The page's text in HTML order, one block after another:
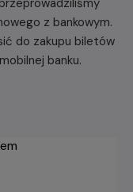
z bankowym.
do zakupu biletów
banku.